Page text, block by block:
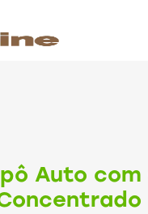
Auto com